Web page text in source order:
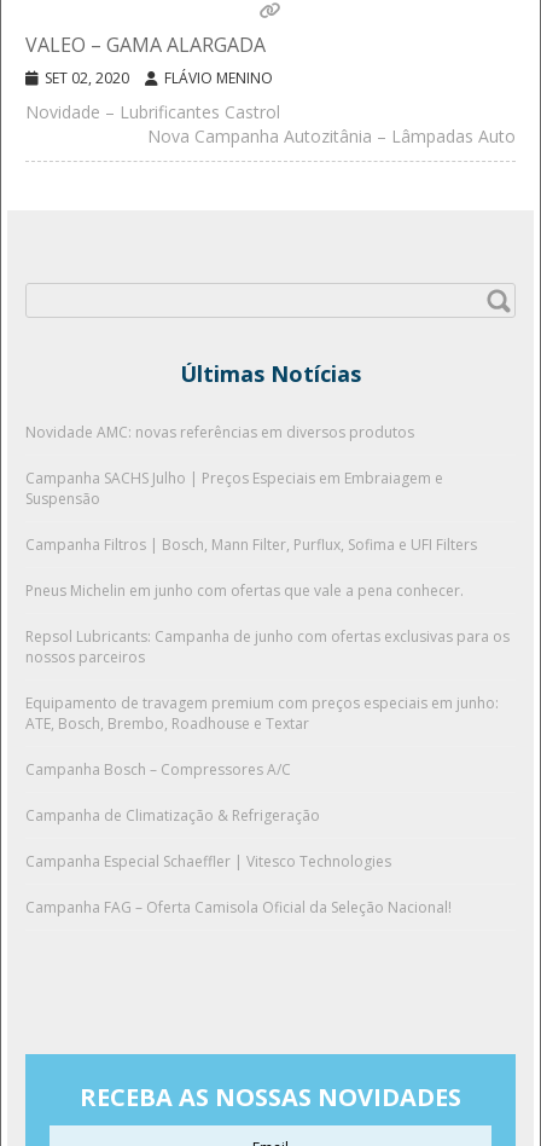
VALEO – GAMA ALARGADA
SET 02, 2020 FLÁVIO MENINO
Novidade – Lubrificantes Castrol
Nova Campanha Autozitânia – Lâmpadas Auto
por:
Últimas Notícias
Novidade AMC: novas referências em diversos produtos
Campanha SACHS Julho | Preços Especiais em Embraiagem e
Suspensão
Campanha Filtros | Bosch, Mann Filter, Purflux, Sofima e UFI Filters
Pneus Michelin em junho com ofertas que vale a pena conhecer.
Repsol Lubricants: Campanha de junho com ofertas exclusivas para os
nossos parceiros
Equipamento de travagem premium com preços especiais em junho:
ATE, Bosch, Brembo, Roadhouse e Textar
Campanha Bosch – Compressores A/C
Campanha de Climatização & Refrigeração
Campanha Especial Schaeffler | Vitesco Technologies
Campanha FAG – Oferta Camisola Oficial da Seleção Nacional!
RECEBA AS NOSSAS NOVIDADES